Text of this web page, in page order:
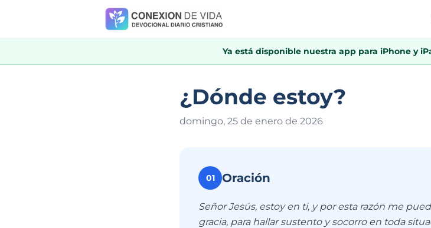
Ya está disponible nuestra app para iPhone y
¿Dónde estoy?
domingo, 25 de enero de 2026
01 Oración
Señor Jesús, estoy en ti, y por esta razón me
gracia, para hallar sustento y socorro en toda